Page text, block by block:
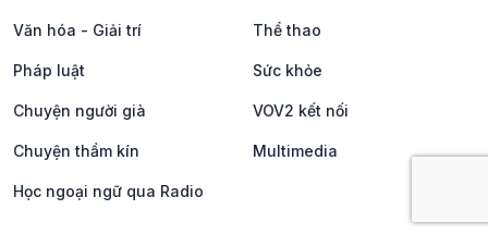
Văn hóa - Giải trí Thể thao
Pháp luật Sức khỏe
Chuyện người già VOV2 kết nối
Chuyện thầm kín Multimedia
Học ngoại ngữ qua Radio